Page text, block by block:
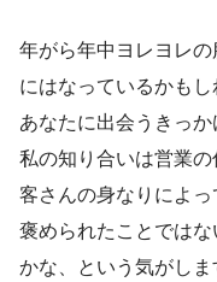
年がら年中ヨレヨレ
にはなっているかも
あなたに出会うきっか
私の知り合いは営業
客さんの身なりによっ
褒められたことでは
かな、という気がしま